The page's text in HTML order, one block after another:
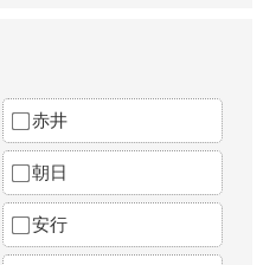
赤井
朝日
安行